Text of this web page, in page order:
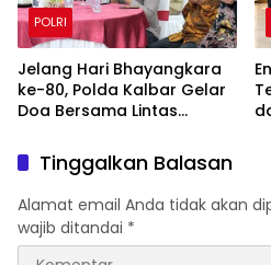
POLRI
Jelang Hari Bhayangkara
ke-80, Polda Kalbar Gelar
Doa Bersama Lintas
Pengabdian
Tinggalkan Balasan
Alamat email Anda tidak akan
wajib ditandai *